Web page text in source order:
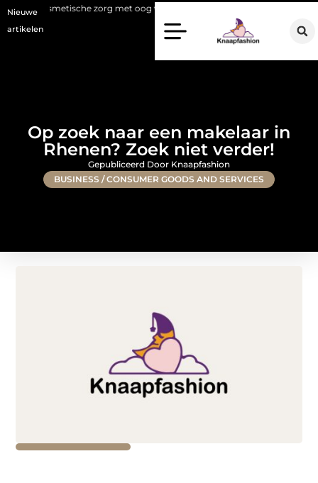
Nieuwe
artikelen
zorg met oog voor natuurlijke resultaten
Op zoek naar een makelaar in
Rhenen? Zoek niet verder!
BUSINESS / CONSUMER GOODS AND SERVICES
Gepubliceerd Door Knaapfashion